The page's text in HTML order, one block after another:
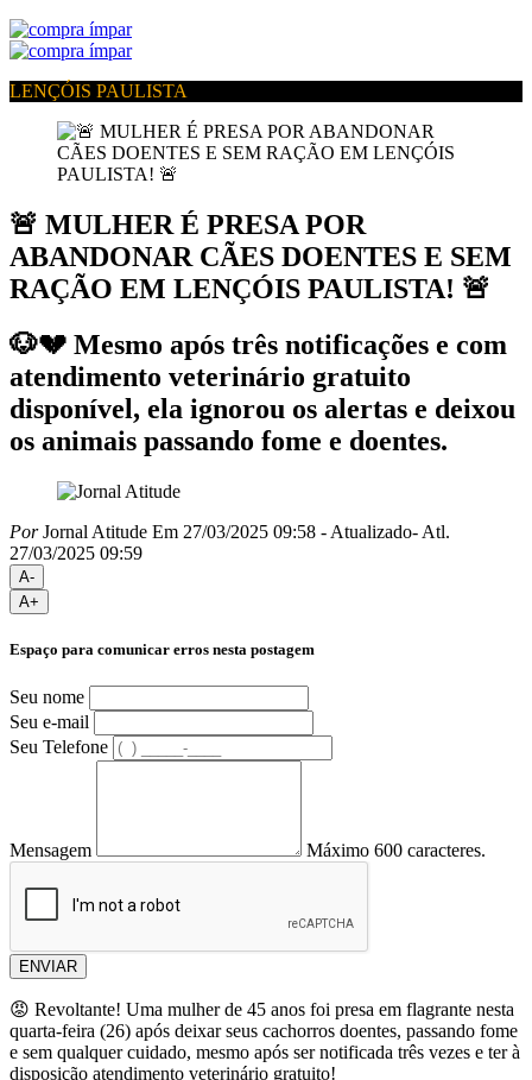
LENÇÓIS PAULISTA
🚨 MULHER É PRESA POR
ABANDONAR CÃES DOENTES E SEM
RAÇÃO EM LENÇÓIS PAULISTA! 🚨
🐶💔 Mesmo após três notificações e com
atendimento veterinário gratuito
disponível, ela ignorou os alertas e deixou
os animais passando fome e doentes.
PorJornal Atitude Em 27/03/2025 09:58 - Atualizado- Atl.
27/03/2025 09:59
A-
A+
Espaço para comunicar erros nesta postagem
Seu nome
Seu e-mail
Seu Telefone
Mensagem Máximo 600 caracteres.
ENVIAR
😡 Revoltante! Uma mulher de 45 anos foi presa em flagrante nesta
quarta-feira (26) após deixar seus cachorros doentes, passando fome
e sem qualquer cuidado, mesmo após ser notificada três vezes e ter à
disposição atendimento veterinário gratuito!